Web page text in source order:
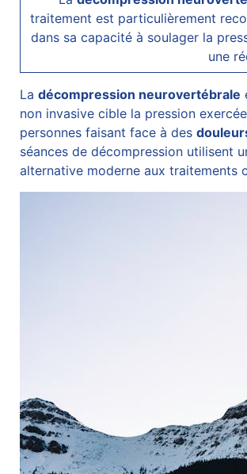
traitement est particulièrement
dans sa capacité à soulager la
une
Ladécompression neurovertébrale
non invasive cible la pression
personnes faisant face à des
séances de décompression utilisent
alternative moderne aux traitements